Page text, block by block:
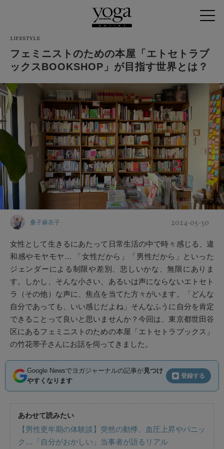
LIFESTYLE
フェミニストのための本屋「エトセトラブ
ックスBOOKSHOP」が目指す世界とは？
写真提供: エトセトラブックス
桑子麻衣子 2024-05-30
女性として生きるにあたって日常生活の中で時々感じる、違
和感やモヤモヤ… 「女性だから」「男性だから」といった
ジェンダーによる制限や差別、悲しいかな、無限にありま
す。しかし、そんな小さい、あるいは声にならないエトセト
ラ（その他）な声に、焦点を当てた方々がいます。「どんな
自分であっても、いい感じだよね」そんなふうに自分を肯定
できることって良いと思いませんか？今回は、東京都世田谷
区にあるフェミニストのための本屋「エトセトラブックス」
の竹花帯子さんにお話を伺ってきました。
Google Newsでヨガジャーナルの記事が見つけ
やすくなります
登録する
あわせて読みたい
【男性更年期の体験談】突然の動悸、血圧上昇やパニッ
ク…「自分がおかしい」当事者が語るリアル